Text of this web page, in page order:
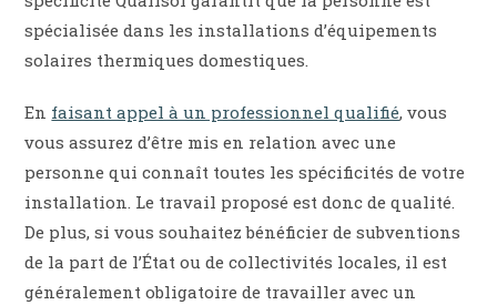
spécialisée dans les installations d’équipements
solaires thermiques domestiques.
En faisant appel à un professionnel qualifié, vous
vous assurez d’être mis en relation avec une
personne qui connaît toutes les spécificités de votre
installation. Le travail proposé est donc de qualité.
De plus, si vous souhaitez bénéficier de subventions
de la part de l’État ou de collectivités locales, il est
généralement obligatoire de travailler avec un